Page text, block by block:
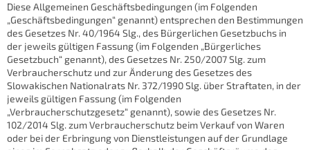
Diese Allgemeinen Geschäftsbedingungen (im Folgenden
„Geschäftsbedingungen“ genannt) entsprechen den Bestimmungen
des Gesetzes Nr. 40/1964 Slg., des Bürgerlichen Gesetzbuchs in
der jeweils gültigen Fassung (im Folgenden „Bürgerliches
Gesetzbuch“ genannt), des Gesetzes Nr. 250/2007 Slg. zum
Verbraucherschutz und zur Änderung des Gesetzes des
Slowakischen Nationalrats Nr. 372/1990 Slg. über Straftaten, in der
jeweils gültigen Fassung (im Folgenden
„Verbraucherschutzgesetz“ genannt), sowie des Gesetzes Nr.
102/2014 Slg. zum Verbraucherschutz beim Verkauf von Waren
oder bei der Erbringung von Dienstleistungen auf der Grundlage